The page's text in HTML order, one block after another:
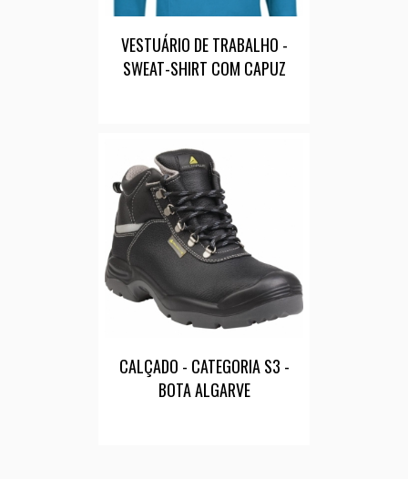
VESTUÁRIO DE TRABALHO -
SWEAT-SHIRT COM CAPUZ
CALÇADO - CATEGORIA S3 -
BOTA ALGARVE